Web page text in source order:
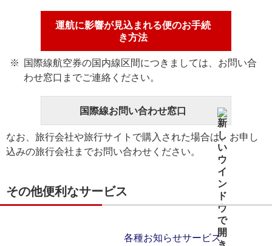
運航に影響が見込まれる便のお手続
き方法
国際線航空券の国内線区間につきましては、お問い合
わせ窓口までご連絡ください。
国際線お問い合わせ窓口
なお、旅行会社や旅行サイトで購入された場合は、お申し
込みの旅行会社までお問い合わせください。
その他便利なサービス
各種お知らせサービス